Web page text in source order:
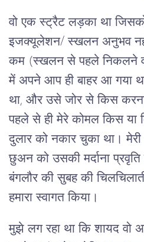
वो एक स्ट्रैट लड़का था
इजक्यूलेशन/ स्खलन अनुभव
कम (स्खलन से पहले निकलने
में अपने आप ही बाहर आ गया
था, और उसे जोर से किस
पहले से ही मेरे कोमल किस या
दुलार को नकार चुका था।
छुअन को उसकी मर्दाना प्रवृति
बंगलौर की सुबह की
हमारा स्वागत किया।
मुझे लग रहा था कि शायद वो